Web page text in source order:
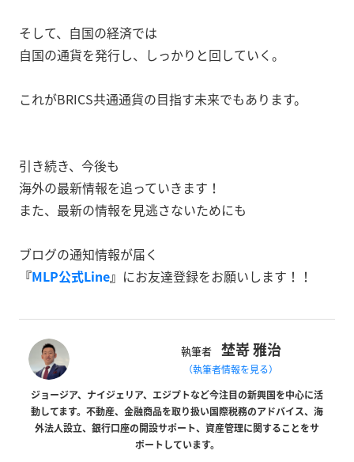
そして、自国の経済では
自国の通貨を発行し、しっかりと回していく。
これがBRICS共通通貨の目指す未来でもあります。
引き続き、今後も
海外の最新情報を追っていきます！
また、最新の情報を見逃さないためにも
ブログの通知情報が届く
『MLP公式Line』 にお友達登録をお願いします！！
執筆者 埜嵜 雅治
（執筆者情報を見る）
ジョージア、ナイジェリア、エジプトなど今注目の新興国を中心に活
動してます。不動産、金融商品を取り扱い国際税務のアドバイス、海
外法人設立、銀行口座の開設サポート、資産管理に関することをサ
ポートしています。